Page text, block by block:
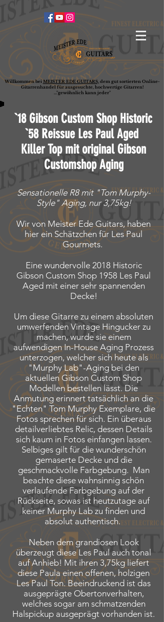
Willkommen bei MEISTER EDE GUITARS,dem gut sortierten Online-
Gitarrenhandel für ausgesuchte, hochwertige Gitarren!
..."gewöhnlich kann jeder"
`18 Gibson Custom Shop Historic
`58 Reissue Les Paul Aged
Killer Top mit original Gibson
Customshop Aging
Sensationelle R8 mit "Tom Murphy-
Style" Aging, nur 3,75kg!
Wir von Meister Ede Guitars, haben
hier ein Schätzchen für Les Paul
Gourmets.
Eine wundervolle 2018 Historic
Gibson Custom Shop 1958 Les Paul
Aged mit einer sehr spannenden
Decke!
Um diese Gitarre zu einem absoluten
umwerfenden Vintage Hingucker zu
machen, wurde sie einem
aufwendigen In-House Aging Prozess
unterzogen, welcher sich heute als
"Murphy Lab"-Aging bei den
aktuellen Gibson Custom Shop
Modellen bestellen lässt. Die
Anmutung erinnert tatsächlich an die
"Echten" Tom Murphy Exemplare, die
Fotos sprechen für sich. Ein überaus
detailverliebtes Relic, dessen Details
sich kaum in Fotos einfangen lassen.
Selbiges gilt für die wunderschön
gemaserte Decke und die
geschmackvolle Farbgebung. Man
beachte diese wahnsinnig schön
verlaufende Farbgebung auf der
Rückseite, sowas ist heutzutage auf
keiner Murphy Lab zu finden und
absolut authentisch.
Neben dem grandiosen Look
überzeugt diese Les Paul auch tonal
auf Anhieb! Mit ihren 3,75kg liefert
diese Paula einen offenen, holzigen
Les Paul Ton. Beeindruckend ist das
ausgeprägte Obertonverhalten,
welches sogar am schmatzenden
Halspickup ausgeprägt vorhanden ist.